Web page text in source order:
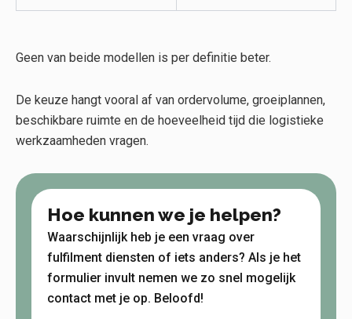
Geen van beide modellen is per definitie beter.
De keuze hangt vooral af van ordervolume, groeiplannen,
beschikbare ruimte en de hoeveelheid tijd die logistieke
werkzaamheden vragen.
Hoe kunnen we je helpen?
Waarschijnlijk heb je een vraag over
fulfilment diensten of iets anders? Als je het
formulier invult nemen we zo snel mogelijk
contact met je op. Beloofd!